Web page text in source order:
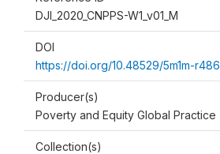
DJI_2020_CNPPS-W1_v01_M
DOI
https://doi.org/10.48529/5m1m-r486
Producer(s)
Poverty and Equity Global Practice
Collection(s)